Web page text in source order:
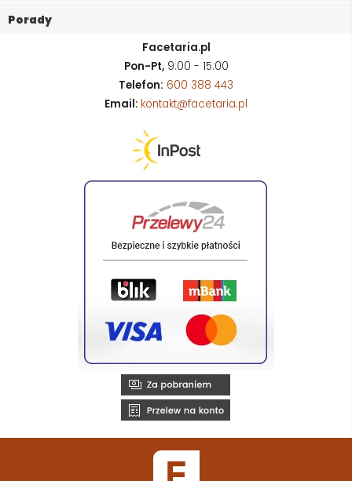
Porady
Facetaria.pl
Pon-Pt,9:00 - 15:00
Telefon: 600 388 443
Email: kontakt@facetaria.pl